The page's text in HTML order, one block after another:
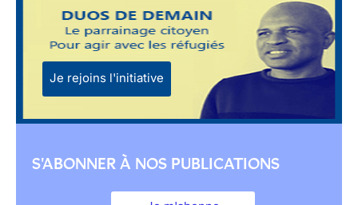
Je rejoins l'initiative
S'ABONNER À NOS PUBLICATIONS